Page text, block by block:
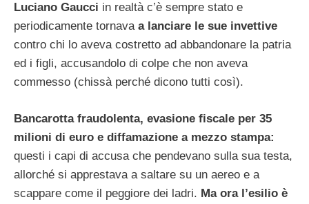
Luciano Gaucci in realtà c’è sempre stato e
periodicamente tornava a lanciare le sue invettive
contro chi lo aveva costretto ad abbandonare la patria
ed i figli, accusandolo di colpe che non aveva
commesso (chissà perché dicono tutti così).
Bancarotta fraudolenta, evasione fiscale per 35
milioni di euro e diffamazione a mezzo stampa:
questi i capi di accusa che pendevano sulla sua testa,
allorché si apprestava a saltare su un aereo e a
scappare come il peggiore dei ladri. Ma ora l’esilio è